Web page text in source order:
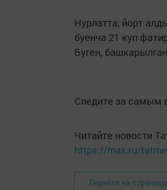
Нурлатта, йорт
буенча 21 куп
Бүген,
Следите за самым
Читайте новости
https://max.ru/
Перейти на